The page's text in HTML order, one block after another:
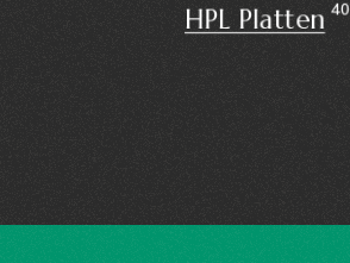
HPL Platten 40